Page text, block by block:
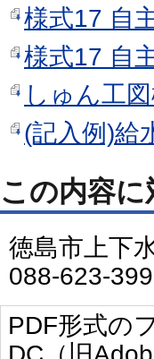
様式17 自
様式17 自
しゅん工
(記入例)給
この内容
徳島市上下
088-623-
PDF形式の